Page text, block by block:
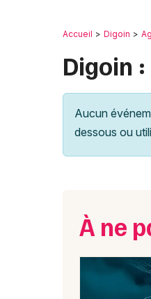
Accueil Digoin
Digoin
Aucun
dessous ou
À ne